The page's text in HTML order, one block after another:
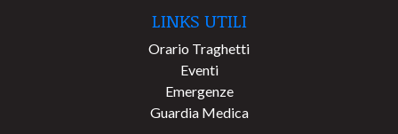
LINKS UTILI
Orario Traghetti
Eventi
Emergenze
Guardia Medica